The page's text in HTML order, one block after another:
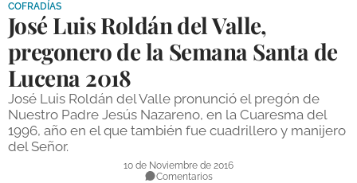
DEPORTES
COMPETICIONES
DEPORTE BASE
OPINIÓN
VENTANA CIUDADANA
COFRADÍAS
José Luis Roldán del Valle,
pregonero de la Semana Santa de
Lucena 2018
José Luis Roldán del Valle pronunció el pregón de
Nuestro Padre Jesús Nazareno, en la Cuaresma del
1996, año en el que también fue cuadrillero y manijero
del Señor.
10 de Noviembre de 2016
Comentarios